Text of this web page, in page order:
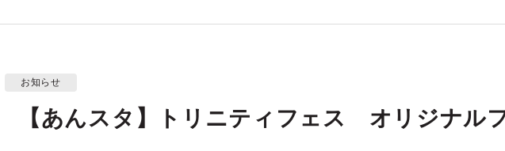
お知らせ
【あんスタ】トリニティフェス オリジナル